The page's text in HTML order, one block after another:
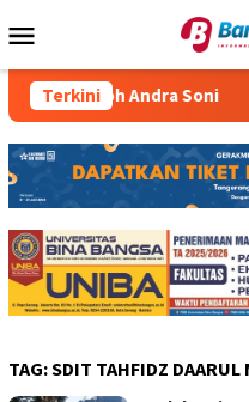
ke
Mobile
Terkini
Contoh Andra Soni
TAG:SDIT TAHFIDZ